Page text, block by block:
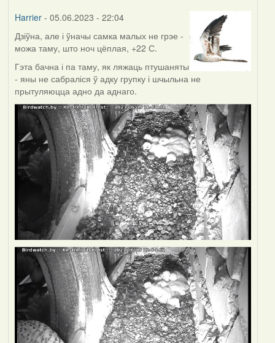
Harrier- 05.06.2023 - 22:04
Дзіўна, але і ўначы самка малых не грэе -
можа таму, што ноч цёплая, +22 С.
Гэта бачна і па таму, як ляжаць птушаняты
- яны не сабраліся ў адку групку і шчыльна не
прытуляюцца адно да аднаго.